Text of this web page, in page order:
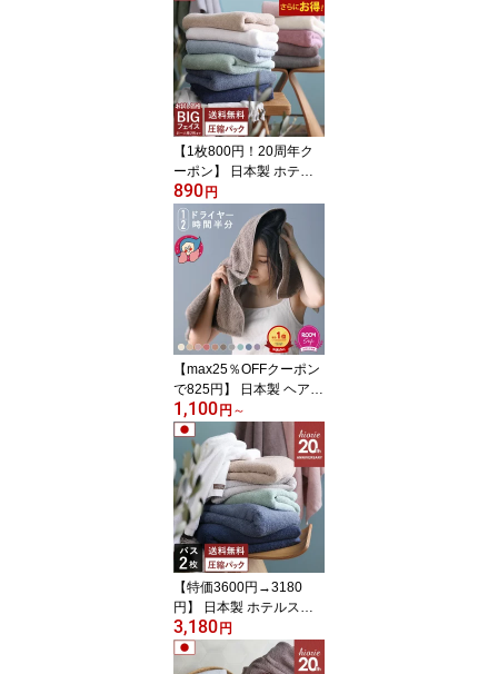
【1枚800円！20周年ク
ーポン】 日本製 ホテル
スタイルタオル ビッグフ
ェイスタオル 【圧縮】
【お試しSALE】 楽天1
位受賞 / 約40×100cm タ
オル 小さめ バスタオル
厚手 吸水 1枚 ポイント消
化 SALE 送料無料 メディ
ア掲載
890 円
【max25％OFFクーポン
で825円】 日本製 ヘアド
ライタオル 綿100% ハー
ビー Halfbe 楽天1位 / シ
ルクプロテイン ドライヤ
ー時間半分 【オギャ子さ
ん×ヒオリエ ROOMコラ
ボ】タオル 1枚 バーゲン
送料無料
1,100 円 ～
【特価3600円→3180
円】 日本製 ホテルスタ
イルタオル バスタオル 2
枚同色セット 【圧縮】
楽天1位受賞 / 約60×130c
3,180 円